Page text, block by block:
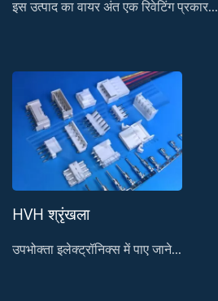
इस उत्पाद का वायर अंत एक रिवेटिंग प्रकार...
HVH श्रृंखला
उपभोक्ता इलेक्ट्रॉनिक्स में पाए जाने...